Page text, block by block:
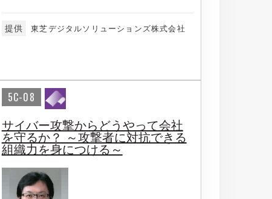
提供 東芝デジタルソリューションズ株式会社
5C-08
サイバー攻撃からどうやって会社
を守るか？ ～攻撃者に対抗できる
組織力を身につける～